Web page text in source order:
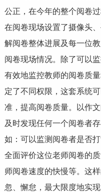
公正，在今年的整个阅卷
在阅卷现场设置了摄像头
解阅卷整体进展及每一位
阅卷现场情况。除了可以
有效地监控教师的阅卷质
定了不同权限，这套系统
准，提高阅卷质量。以作
及时发现任何一个阅卷者
如：可以监测阅卷者是否
全面评价这位老师阅卷的
师阅卷速度的快慢等。这
忽、懈怠，最大限度地实现